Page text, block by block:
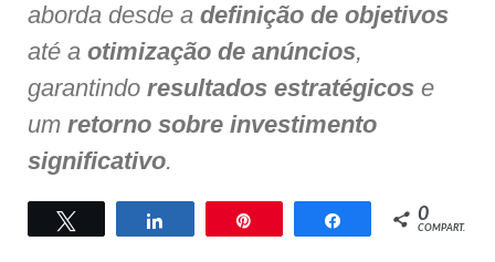
aborda desde a definição de objetivos
até a otimização de anúncios,
garantindo resultados estratégicos e
um retorno sobre investimento
significativo.
Compartilhar Compartilhar
0
COMPART.